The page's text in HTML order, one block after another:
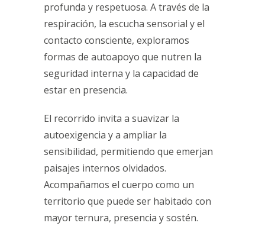
profunda y respetuosa. A través de la
respiración, la escucha sensorial y el
contacto consciente, exploramos
formas de autoapoyo que nutren la
seguridad interna y la capacidad de
estar en presencia.
El recorrido invita a suavizar la
autoexigencia y a ampliar la
sensibilidad, permitiendo que emerjan
paisajes internos olvidados.
Acompañamos el cuerpo como un
territorio que puede ser habitado con
mayor ternura, presencia y sostén.